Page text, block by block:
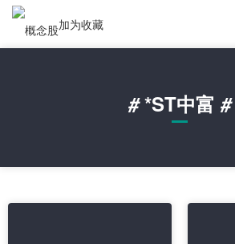
加为收藏
#*ST中富 #